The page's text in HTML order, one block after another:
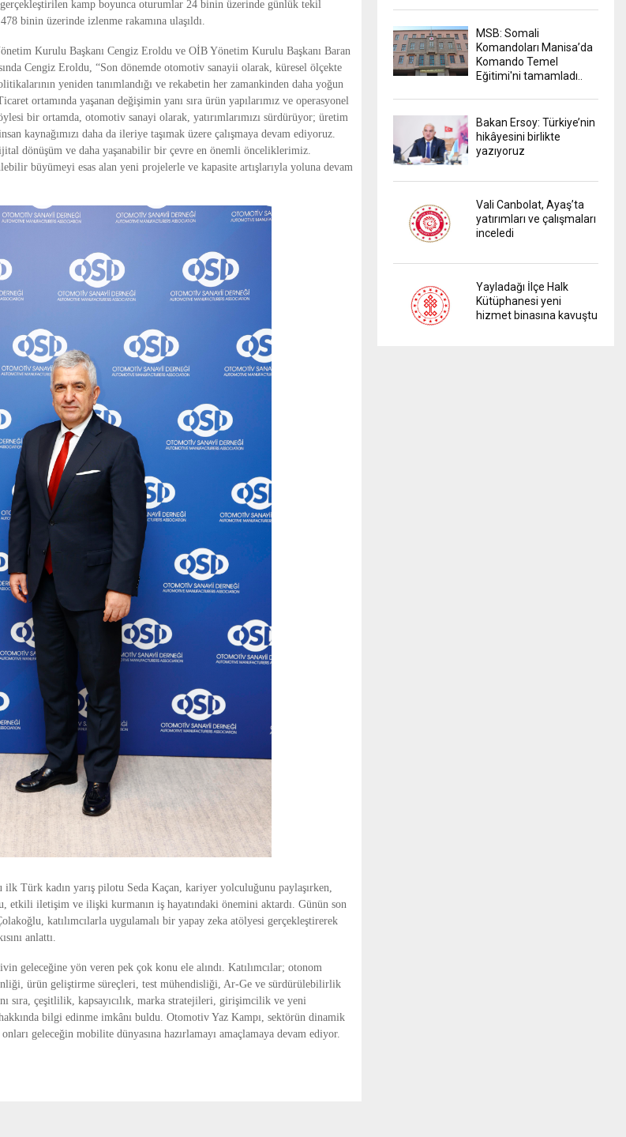
kamp boyunca oturumlar 24 binin üzerinde günlük tekil
binin üzerinde izlenme rakamına ulaşıldı.
Kurulu Başkanı Cengiz Eroldu ve OİB Yönetim Kurulu Başkanı Baran
Cengiz Eroldu, “Son dönemde otomotiv sanayii olarak, küresel ölçekte
yeniden tanımlandığı ve rekabetin her zamankinden daha yoğun
ortamında yaşanan değişimin yanı sıra ürün yapılarımız ve operasyonel
bir ortamda, otomotiv sanayi olarak, yatırımlarımızı sürdürüyor; üretim
kaynağımızı daha da ileriye taşımak üzere çalışmaya devam ediyoruz.
dönüşüm ve daha yaşanabilir bir çevre en önemli önceliklerimiz.
büyümeyi esas alan yeni projelerle ve kapasite artışlarıyla yoluna devam
ilk Türk kadın yarış pilotu Seda Kaçan, kariyer yolculuğunu paylaşırken,
etkili iletişim ve ilişki kurmanın iş hayatındaki önemini aktardı. Günün son
katılımcılarla uygulamalı bir yapay zeka atölyesi gerçekleştirerek
anlattı.
geleceğine yön veren pek çok konu ele alındı. Katılımcılar; otonom
ürün geliştirme süreçleri, test mühendisliği, Ar-Ge ve sürdürülebilirlik
sıra, çeşitlilik, kapsayıcılık, marka stratejileri, girişimcilik ve yeni
bilgi edinme imkânı buldu. Otomotiv Yaz Kampı, sektörün dinamik
onları geleceğin mobilite dünyasına hazırlamayı amaçlamaya devam ediyor.
MSB: Somali
Komandoları Manisa’da
Komando Temel
Eğitimi'ni tamamladı..
Bakan Ersoy: Türkiye’nin
hikâyesini birlikte
yazıyoruz
Vali Canbolat, Ayaş’ta
yatırımları ve çalışmaları
inceledi
Yayladağı İlçe Halk
Kütüphanesi yeni
hizmet binasına kavuştu